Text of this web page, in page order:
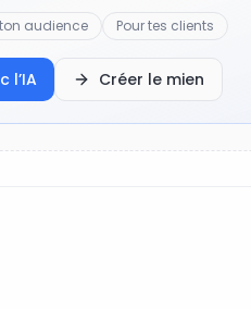
ton audience Pour tes clients
l’IA Créer le mien